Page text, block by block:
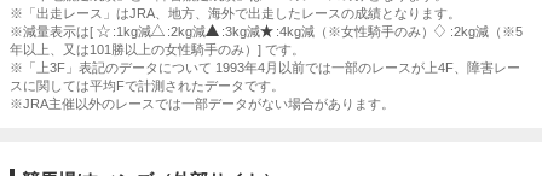
※「出走レース」はJRA、地方、海外で出走したレースの成績となります。
※減量表示は[
:1kg減 :2kg減 :3kg減 :4kg減（※女性騎手のみ）
:2kg減（※5
年以上、又は101勝以上の女性騎手のみ）] です。
※「上3F」表記のデータについて 1993年4月以前では一部のレースが上4F、障害レー
スに関しては平均Fで計測されたデータです。
※JRA主催以外のレースでは一部データがない場合があります。